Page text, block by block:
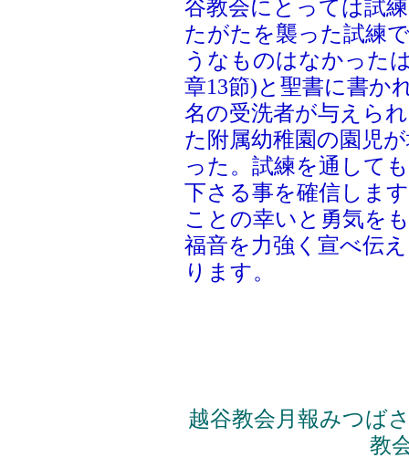
谷教会にとっては試
たがたを襲った試練
うなものはなかった
章13節)と聖書に書か
名の受洗者が与えら
た附属幼稚園の園児
った。試練を通して
下さる事を確信しま
ことの幸いと勇気を
福音を力強く宣べ伝
ります。
越谷教会月報みつば
教